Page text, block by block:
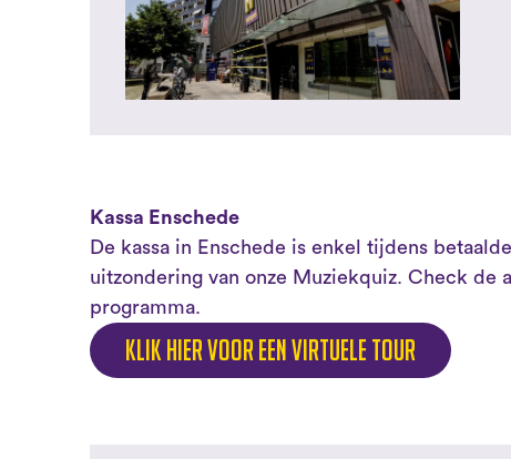
Kassa Enschede
De kassa in Enschede is enkel tijdens
uitzondering van onze Muziekquiz. Check de
programma.
Klik hier voor een virtuele tour